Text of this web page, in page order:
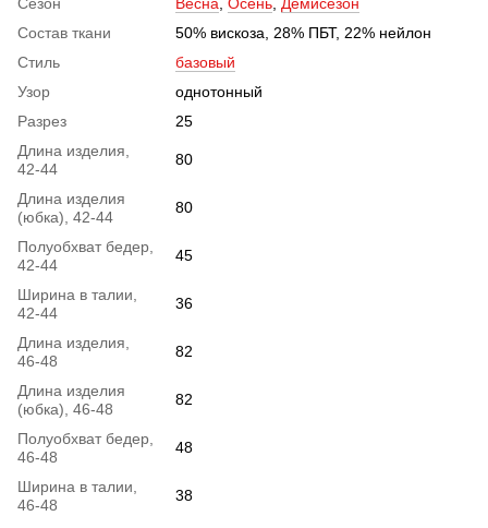
Состав ткани
50% вискоза, 28% ПБТ, 22% нейлон
Стиль
базовый
Узор
однотонный
Разрез
25
Длина изделия,
42-44
80
Длина изделия
(юбка), 42-44
80
Полуобхват бедер,
42-44
45
Ширина в талии,
42-44
36
Длина изделия,
46-48
82
Длина изделия
(юбка), 46-48
82
Полуобхват бедер,
46-48
48
Ширина в талии,
46-48
38